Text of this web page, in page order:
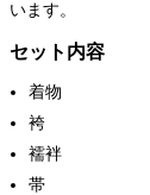
います。
セット内容
着物
袴
襦袢
帯